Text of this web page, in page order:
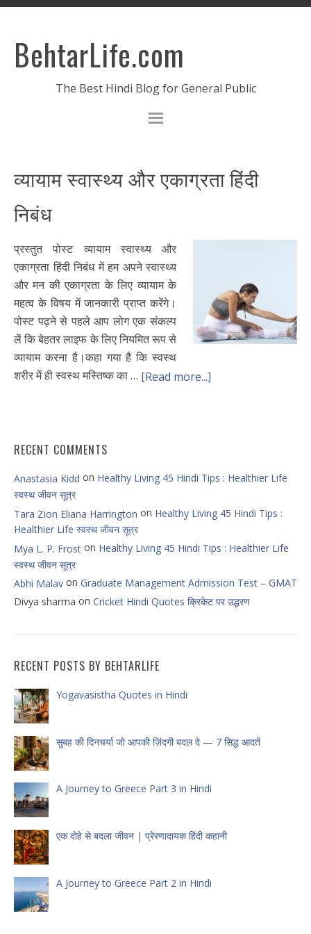
BehtarLife.com
The Best Hindi Blog for General Public
व्यायाम स्वास्थ्य और एकाग्रता हिंदी
निबंध
प्रस्तुत पोस्ट व्यायाम स्वास्थ्य और
एकाग्रता हिंदी निबंध में हम अपने स्वास्थ्य
और मन की एकाग्रता के लिए व्यायाम के
महत्व के विषय में जानकारी प्राप्त करेंगे।
पोस्ट पढ़ने से पहले आप लोग एक संकल्प
लें कि बेहतर लाइफ के लिए नियमित रूप से
व्यायाम करना है।कहा गया है कि स्वस्थ
शरीर में ही स्वस्थ मस्तिष्क का … [Read more...]
RECENT COMMENTS
Anastasia Kidd on Healthy Living 45 Hindi Tips : Healthier Life
स्वस्थ जीवन सूत्र
Tara Zion Eliana Harrington on Healthy Living 45 Hindi Tips :
Healthier Life स्वस्थ जीवन सूत्र
Mya L. P. Frost on Healthy Living 45 Hindi Tips : Healthier Life
स्वस्थ जीवन सूत्र
Abhi Malav on Graduate Management Admission Test – GMAT
Divya sharma on Cricket Hindi Quotes क्रिकेट पर उद्धरण
RECENT POSTS BY BEHTARLIFE
Yogavasistha Quotes in Hindi
सुबह की दिनचर्या जो आपकी ज़िंदगी बदल दे — 7 सिद्ध आदतें
A Journey to Greece Part 3 in Hindi
एक दोहे से बदला जीवन | प्रेरणादायक हिंदी कहानी
A Journey to Greece Part 2 in Hindi